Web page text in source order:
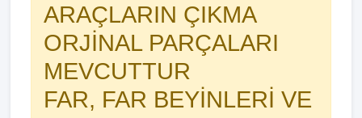
ARAÇLARIN ÇIKMA
ORJİNAL PARÇALARI
MEVCUTTUR
FAR, FAR BEYİNLERİ VE